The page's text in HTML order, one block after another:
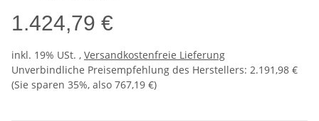
1.424,79 €
inkl. 19% USt. , Versandkostenfreie Lieferung
Unverbindliche Preisempfehlung des Herstellers: 2.191,98 €
(Sie sparen 35%, also 767,19 €)